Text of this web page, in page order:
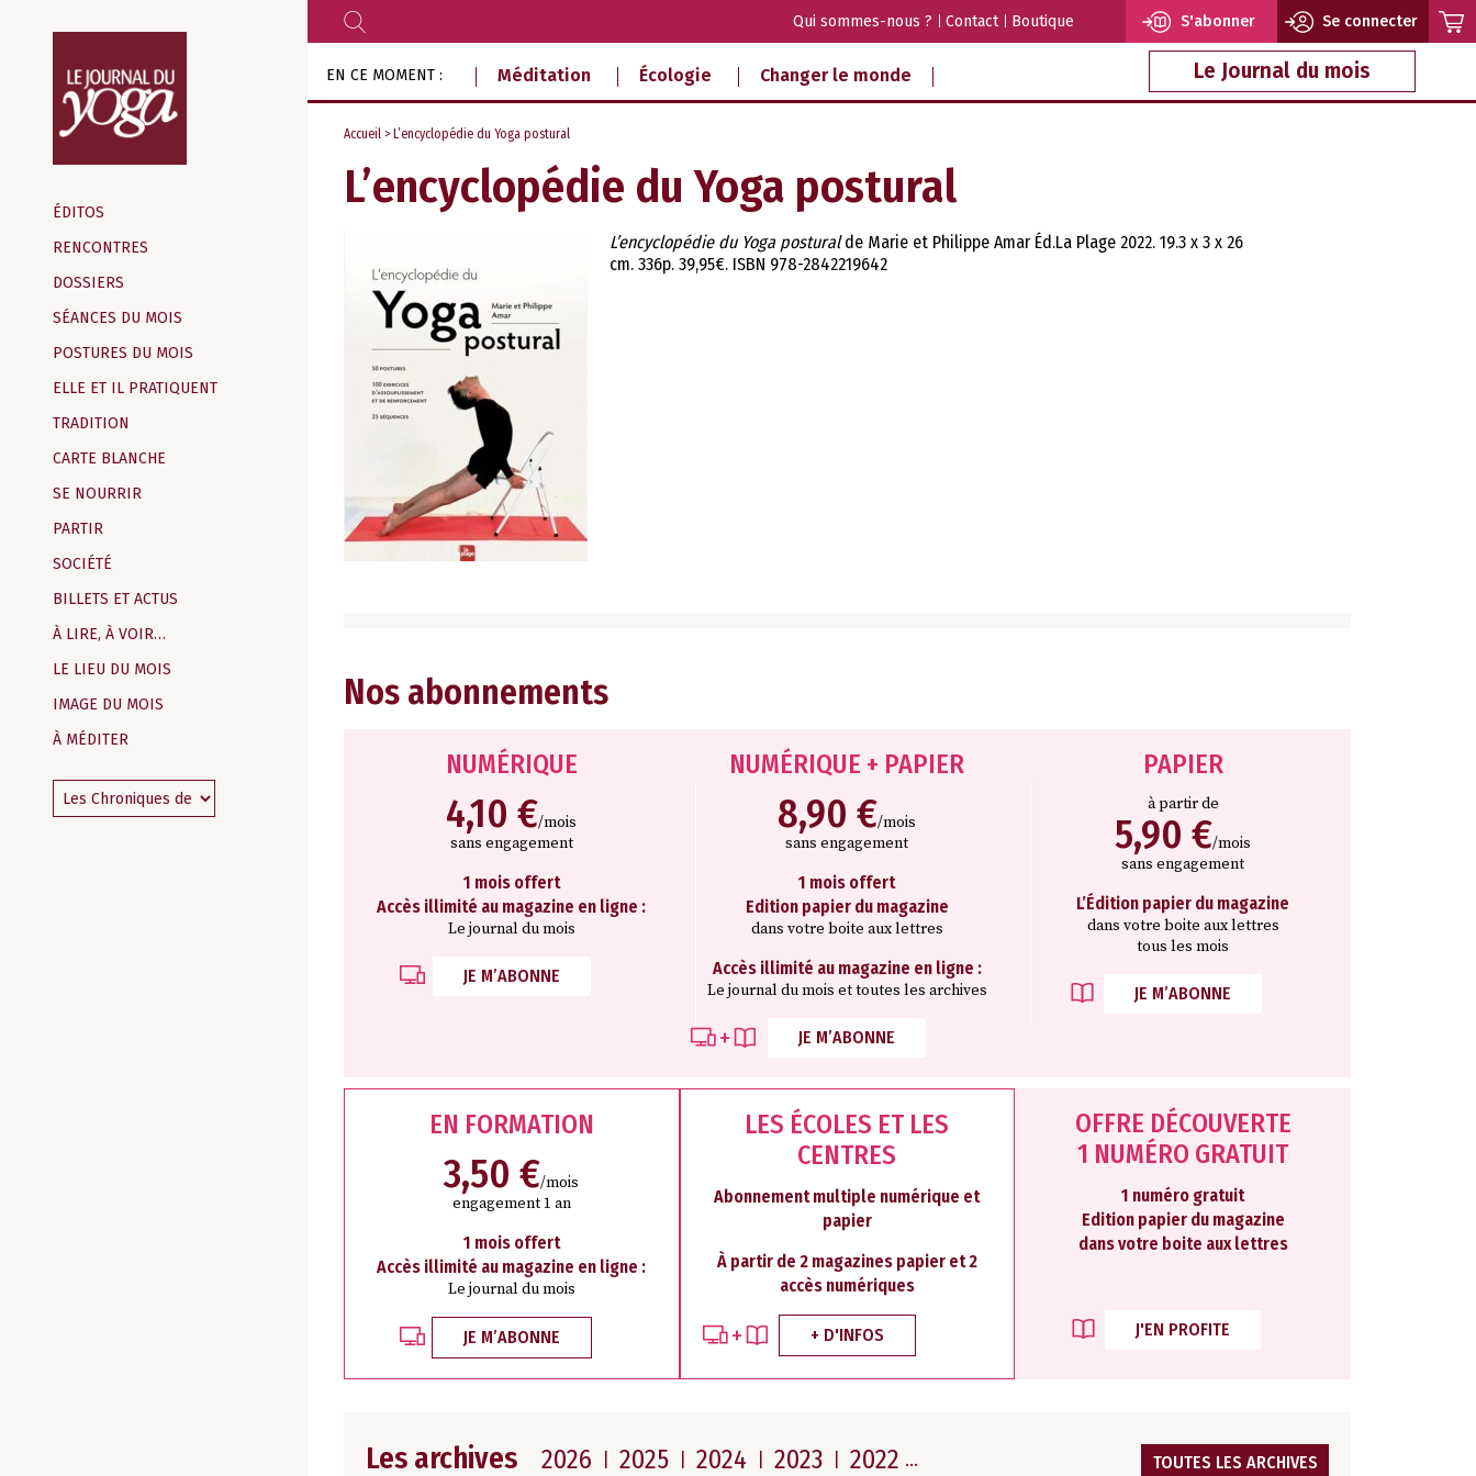
d‘information
indépendant
ÉDITOS
RENCONTRES
DOSSIERS
SÉANCES DU MOIS
POSTURES DU MOIS
ELLE ET IL PRATIQUENT
TRADITION
CARTE BLANCHE
SE NOURRIR
PARTIR
SOCIÉTÉ
BILLETS ET ACTUS
À LIRE, À VOIR…
LE LIEU DU MOIS
IMAGE DU MOIS
À MÉDITER
RECHERCHER Qui sommes-nous ? Contact Boutique S'abonner Se connecter
EN CE MOMENT : Méditation Écologie Changer le monde Le Journal du mois
Accueil > L’encyclopédie du Yoga postural
L’encyclopédie du Yoga postural
L’encyclopédie du Yoga posturalde Marie et Philippe Amar Éd.La Plage 2022. 19.3 x 3 x 26
cm. 336p. 39,95€. ISBN 978-2842219642
Nos abonnements
NUMÉRIQUE
4,10 €/mois
sans engagement
1 mois offert
Accès illimité au magazine en ligne :
Le journal du mois
JE M’ABONNE
NUMÉRIQUE + PAPIER
8,90 €/mois
sans engagement
1 mois offert
Edition papier du magazine
dans votre boite aux lettres
Accès illimité au magazine en ligne :
Le journal du mois et toutes les archives
JE M’ABONNE
PAPIER
à partir de
5,90 €/mois
sans engagement
L’Édition papier du magazine
dans votre boite aux lettres
tous les mois
JE M’ABONNE
EN FORMATION
3,50 €/mois
engagement 1 an
1 mois offert
Accès illimité au magazine en ligne :
Le journal du mois
JE M’ABONNE
LES ÉCOLES ET LES
CENTRES
Abonnement multiple numérique et
papier
À partir de 2 magazines papier et 2
accès numériques
+ D'INFOS
OFFRE DÉCOUVERTE
1 NUMÉRO GRATUIT
1 numéro gratuit
Edition papier du magazine
dans votre boite aux lettres
J'EN PROFITE
Les archives 2026 2025 2024 2023 2022 TOUTES LES ARCHIVES